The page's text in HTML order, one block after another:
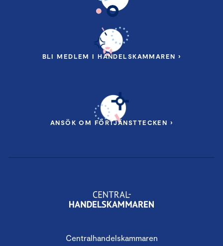
Centralhandelskammaren
BLI MEDLEM I HANDELSKAMMAREN ›
ANSÖK OM FÖRTJÄNSTTECKEN ›